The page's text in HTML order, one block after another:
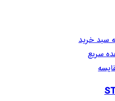
سبد خرید
سریع